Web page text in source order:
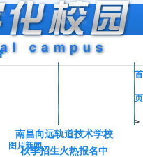
首
页
>
图片新闻
南昌向远轨道技术学校
秋季招生火热报名中